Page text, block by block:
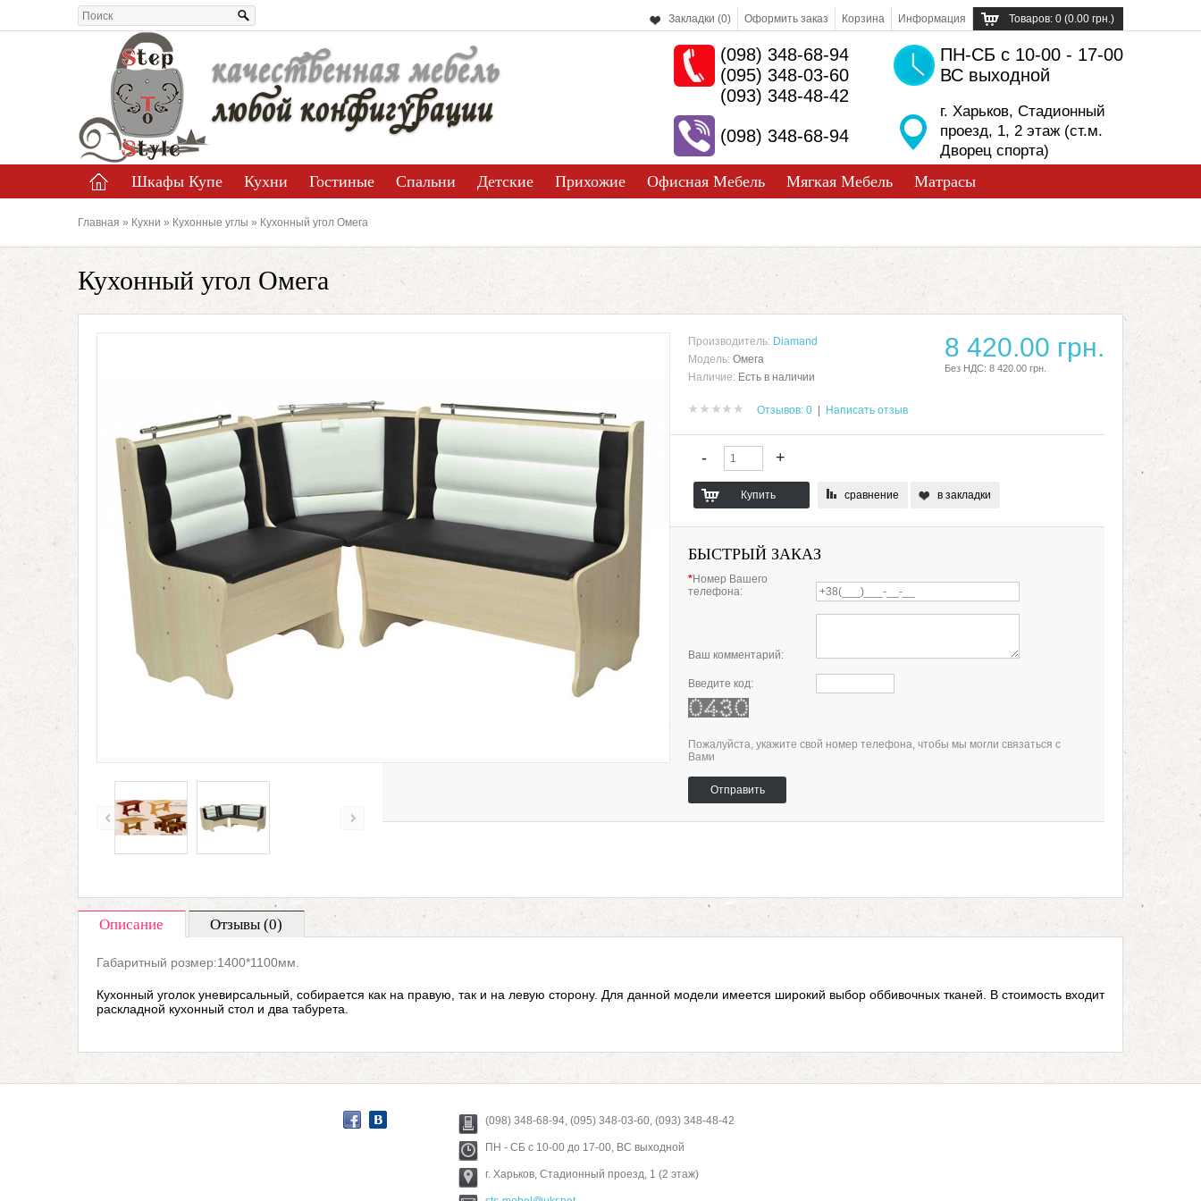
Товаров: 0 (0.00 грн.)
Информация
Корзина
Оформить заказ
Закладки (0)
ПН-СБ с 10-00 - 17-00
ВС выходной
г. Харьков, Стадионный
проезд, 1, 2 этаж (ст.м.
Дворец спорта)
(098) 348-68-94
(095) 348-03-60
(093) 348-48-42
(098) 348-68-94
качественная мебель
любой конфигурации
Шкафы Купе Кухни Гостиные Спальни Детские Прихожие Офисная Мебель Мягкая Мебель Матрасы
Главная » Кухни » Кухонные углы » Кухонный угол Омега
Кухонный угол Омега
8 420.00 грн.
Без НДС: 8 420.00 грн.
Производитель: Diamand
Модель: Омега
Наличие: Есть в наличии
Отзывов: 0 | Написать отзыв
сравнение в закладки
БЫСТРЫЙ ЗАКАЗ
*Номер Вашего
телефона:
Ваш комментарий:
Введите код:
Пожалуйста, укажите свой номер телефона, чтобы мы могли связаться с
Вами
Отправить
Описание Отзывы (0)
Габаритный розмер:1400*1100мм.
Кухонный уголок уневирсальный, собирается как на правую, так и на левую сторону. Для данной модели имеется широкий выбор оббивочных тканей. В стоимость входит
раскладной кухонный стол и два табурета.
(098) 348-68-94, (095) 348-03-60, (093) 348-48-42
ПН - СБ с 10-00 до 17-00, ВС выходной
г. Харьков, Стадионный проезд, 1 (2 этаж)